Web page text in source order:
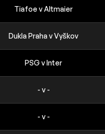
Tiafoe v Altmaier
Dukla Praha v Vyškov
PSG v Inter
- v -
- v -